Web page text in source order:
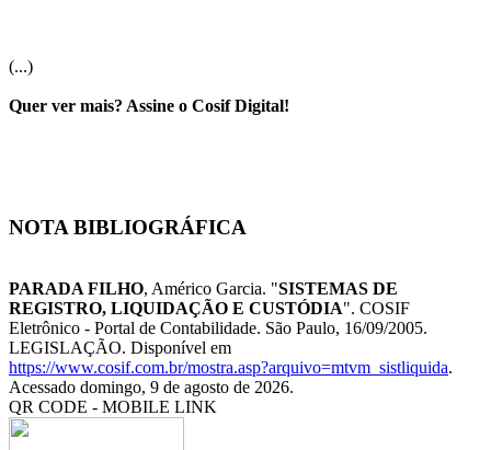
(...)
Quer ver mais? Assine o Cosif Digital!
NOTA BIBLIOGRÁFICA
PARADA FILHO, Américo Garcia. "SISTEMAS DE
REGISTRO, LIQUIDAÇÃO E CUSTÓDIA". COSIF
Eletrônico - Portal de Contabilidade. São Paulo, 16/09/2005.
LEGISLAÇÃO. Disponível em
https://www.cosif.com.br/mostra.asp?arquivo=mtvm_sistliquida.
Acessado domingo, 9 de agosto de 2026.
QR CODE - MOBILE LINK